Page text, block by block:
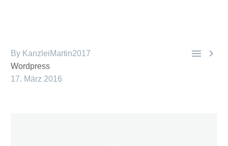
 
By KanzleiMartin2017
Wordpress
17. März 2016